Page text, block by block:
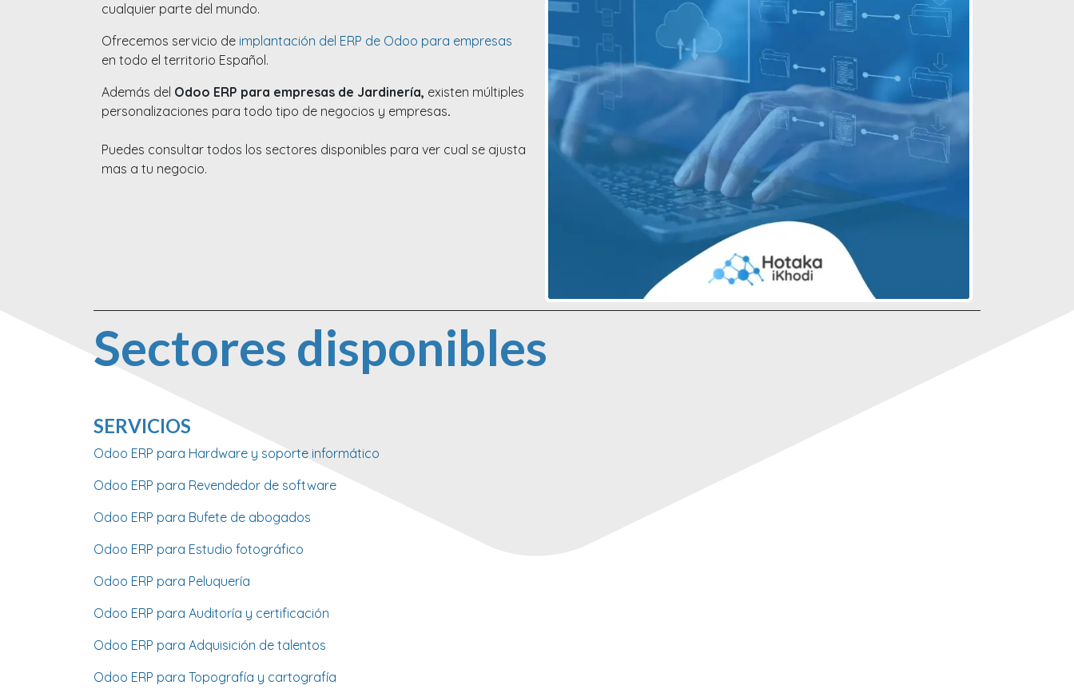
cualquier parte del mundo.
Ofrecemos servicio de implantación del ERP de Odoo para empresas
en todo el territorio Español.
Además del Odoo ERP para empresas de Jardinería, existen múltiples
personalizaciones para todo tipo de negocios y empresas.
Puedes consultar todos los sectores disponibles para ver cual se ajusta
mas a tu negocio.
Sectores disponibles
SERVICIOS
Odoo ERP para Hardware y soporte informático
Odoo ERP para Revendedor de software
Odoo ERP para Bufete de abogados
Odoo ERP para Estudio fotográfico
Odoo ERP para Peluquería
Odoo ERP para Auditoría y certificación
Odoo ERP para Adquisición de talentos
Odoo ERP para Topografía y cartografía